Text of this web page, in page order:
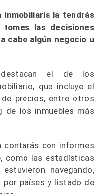
inmobiliaria la tendrás
las decisiones
cabo algún negocio u
destacan el de los
que incluye el
precios, entre otros
de los inmuebles más
contarás con informes
como las estadísticas
navegando,
por países y listado de